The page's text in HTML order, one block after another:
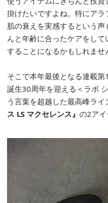
掛けたいですよね。特にア
肌の衰えを実感するという
んと年齢に合ったケアをし
することになるかもしれませ
そこで本年最後となる連載
誕生30周年を迎える＜ラボ
う言葉を超越した最高峰ライ
ス LS マクセレンス』 の2アイ